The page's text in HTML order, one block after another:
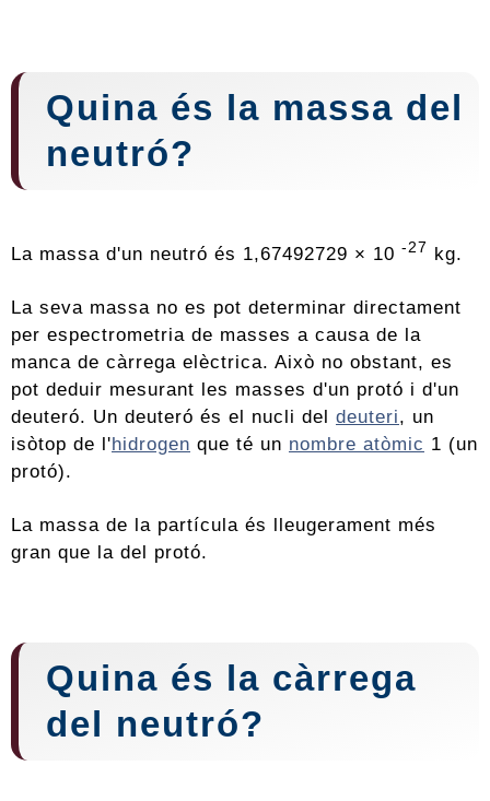
Quina és la massa del
neutró?
La massa d'un neutró és 1,67492729 × 10 -27 kg.
La seva massa no es pot determinar directament
per espectrometria de masses a causa de la
manca de càrrega elèctrica. Això no obstant, es
pot deduir mesurant les masses d'un protó i d'un
deuteró. Un deuteró és el nucli del deuteri, un
isòtop de l'hidrogen que té un nombre atòmic 1 (un
protó).
La massa de la partícula és lleugerament més
gran que la del protó.
Quina és la càrrega
del neutró?